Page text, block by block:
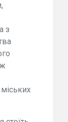
з
міських